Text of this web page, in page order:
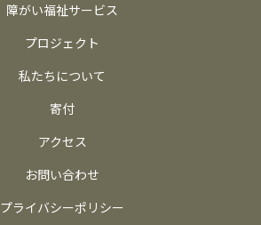
障がい福祉サービス
プロジェクト
私たちについて
寄付
アクセス
お問い合わせ
プライバシーポリシー